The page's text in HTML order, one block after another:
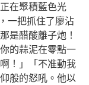
在聚積藍色光
一把抓住了廖沾
是醋酸離子炮！
的蒜泥在零點一
！」「不准動我
般的怒吼。他以